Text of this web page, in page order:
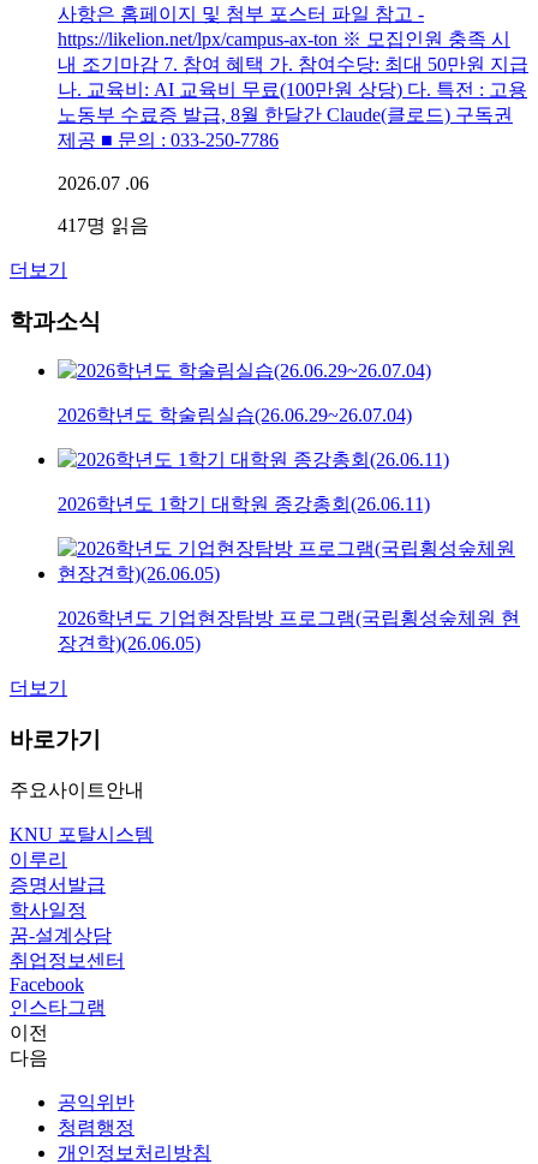
사항은 홈페이지 및 첨부 포스터 파일 참고 -
https://likelion.net/lpx/campus-ax-ton ※ 모집인원 충족 시
내 조기마감 7. 참여 혜택 가. 참여수당: 최대 50만원 지급
나. 교육비: AI 교육비 무료(100만원 상당) 다. 특전 : 고용
노동부 수료증 발급, 8월 한달간 Claude(클로드) 구독권
제공 ■ 문의 : 033-250-7786
2026.07 .06
417명 읽음
더보기
학과소식
2026학년도 학술림실습(26.06.29~26.07.04)
2026학년도 1학기 대학원 종강총회(26.06.11)
2026학년도 기업현장탐방 프로그램(국립횡성숲체원 현
장견학)(26.06.05)
더보기
바로가기
주요사이트안내
KNU 포탈시스템
이루리
증명서발급
학사일정
꿈-설계상담
취업정보센터
Facebook
인스타그램
이전
다음
공익위반
청렴행정
개인정보처리방침